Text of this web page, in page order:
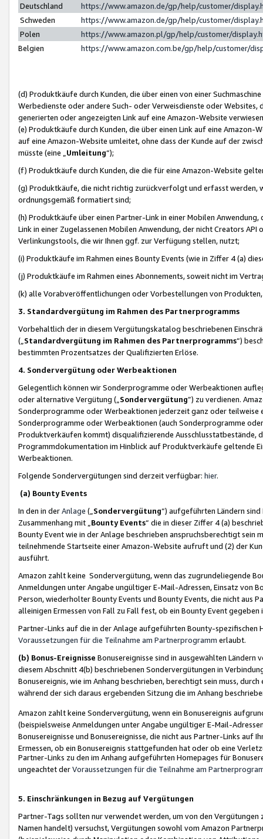
Deutschland
https://www.amazon.de/gp/help/customer/
Schweden
https://www.amazon.de/gp/help/customer/
Polen
https://www.amazon.pl/gp/help/customer/
Belgien
https://www.amazon.com.be/gp/help/customer/
(d) Produktkäufe durch Kunden, die über einen von einer
Werbedienste oder andere Such- oder Verweisdienste oder Websites,
generierten oder angezeigten Link auf eine Amazon-Website
(e) Produktkäufe durch Kunden, die über einen Link auf eine
auf eine Amazon-Website umleitet, ohne dass der Kunde auf der
müsste (eine „ Umleitung“);
(f) Produktkäufe durch Kunden, die die für eine Amazon-Website
(g) Produktkäufe, die nicht richtig zurückverfolgt und erfasst werden,
ordnungsgemäß formatiert sind;
(h) Produktkäufe über einen Partner-Link in einer Mobilen
Link in einer Zugelassenen Mobilen Anwendung, der nicht Creators
Verlinkungstools, die wir Ihnen ggf. zur Verfügung stellen, nutzt;
(i) Produktkäufe im Rahmen eines Bounty Events (wie in Ziffer 4 (a)
(j) Produktkäufe im Rahmen eines Abonnements, soweit nicht im
(k) alle Vorabveröffentlichungen oder Vorbestellungen von
3. Standardvergütung im Rahmen des Partnerprogramms
Vorbehaltlich der in diesem Vergütungskatalog beschriebenen
(„ Standardvergütung im Rahmen des Partnerprogramms“)
bestimmten Prozentsatzes der Qualifizierten Erlöse.
4. Sondervergütung oder Werbeaktionen
Gelegentlich können wir Sonderprogramme oder Werbeaktionen
oder alternative Vergütung („ Sondervergütung”) zu verdienen.
Sonderprogramme oder Werbeaktionen jederzeit ganz oder
Sonderprogramme oder Werbeaktionen (auch Sonderprogramme
Produktverkäufen kommt) disqualifizierende Ausschlusstatbestände,
Programmdokumentation im Hinblick auf Produktverkäufe geltende
Werbeaktionen.
Folgende Sondervergütungen sind derzeit verfügbar: hier.
(a) Bounty Events
In den in derAnlage („ Sondervergütung“) aufgeführten Ländern
Zusammenhang mit „ Bounty Events“ die in dieser Ziffer 4 (a)
Bounty Event wie in der Anlage beschrieben anspruchsberechtigt sein
teilnehmende Startseite einer Amazon-Website aufruft und (2) der
ausführt.
Amazon zahlt keine Sondervergütung, wenn das zugrundeliegende
Anmeldungen unter Angabe ungültiger E-Mail-Adressen, Einsatz von
Person, wiederholter Bounty Events und Bounty Events, die nicht
alleinigen Ermessen von Fall zu Fall fest, ob ein Bounty Event
Partner-Links auf die in der Anlage aufgeführten Bounty-spezifischen
Voraussetzungen für die Teilnahme am Partnerprogramm erlaubt.
(b) Bonus-Ereignisse Bonusereignisse sind in ausgewählten Ländern
diesem Abschnitt 4(b) beschriebenen Sondervergütungen in
Bonusereignis, wie im Anhang beschrieben, berechtigt sein muss,
während der sich daraus ergebenden Sitzung die im Anhang
Amazon zahlt keine Sondervergütung, wenn ein Bonusereignis
(beispielsweise Anmeldungen unter Angabe ungültiger E-Mail-
Bonusereignisse und Bonusereignisse, die nicht aus Partner-Links auf
Ermessen, ob ein Bonusereignis stattgefunden hat oder ob eine
Partner-Links zu den im Anhang aufgeführten Homepages für
ungeachtet derVoraussetzungen für die Teilnahme am
5. Einschränkungen in Bezug auf Vergütungen
Partner-Tags sollten nur verwendet werden, um von den
Namen handelt) versuchst, Vergütungen sowohl vom Amazon